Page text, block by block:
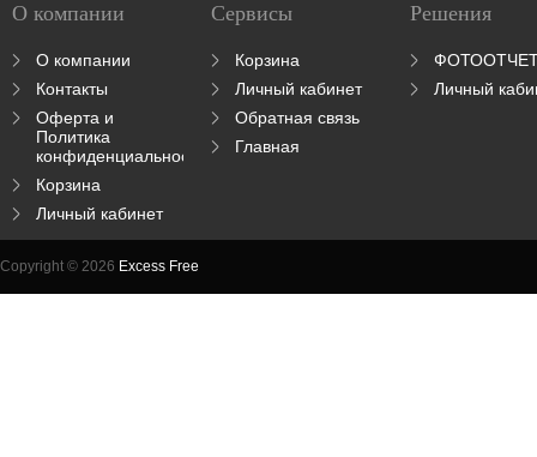
О компании
О компании
Контакты
Оферта и
Политика
конфиденциальности
Корзина
Личный кабинет
Сервисы
Корзина
Личный кабинет
Обратная связь
Главная
Решения
Личный
Copyright © 2026 Excess Free